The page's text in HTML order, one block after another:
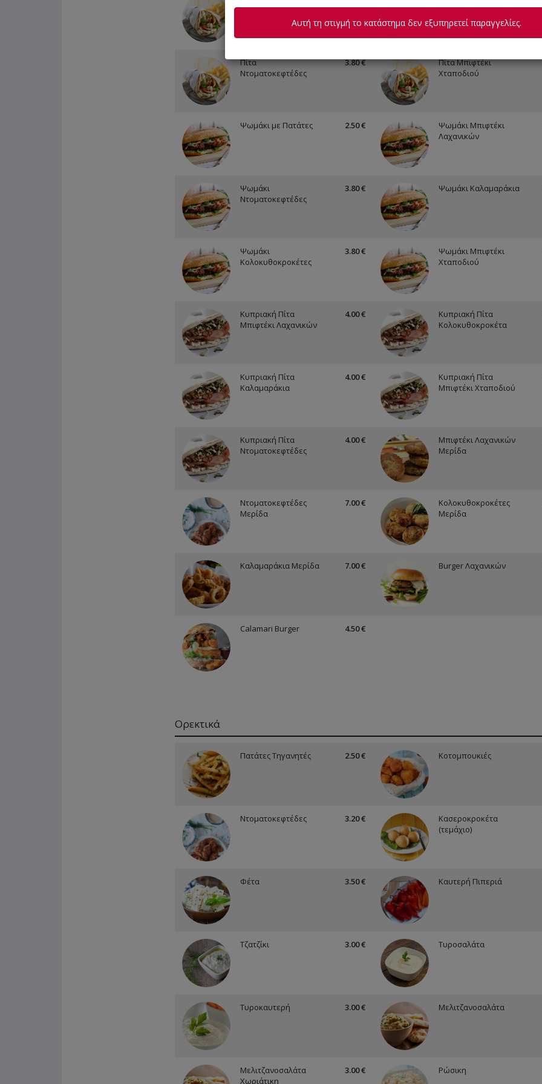
Κολοκυθοκροκέτα
Λαχανικών
Πίτα
Ντοματοκεφτέδες
3.80 €
Πίτα Μπιφτέκι
Χταποδιού
Ψωμάκι με Πατάτες 2.50 €
Ψωμάκι Μπιφτέκι
Λαχανικών
Ψωμάκι
Ντοματοκεφτέδες
3.80 € Ψωμάκι Καλαμαράκια
Ψωμάκι
Κολοκυθοκροκέτες
3.80 €
Ψωμάκι Μπιφτέκι
Χταποδιού
Κυπριακή Πίτα
Μπιφτέκι Λαχανικών
4.00 €
Κυπριακή Πίτα
Κολοκυθοκροκέτα
Κυπριακή Πίτα
Καλαμαράκια
4.00 €
Κυπριακή Πίτα
Μπιφτέκι Χταποδιού
Κυπριακή Πίτα
Ντοματοκεφτέδες
4.00 €
Μπιφτέκι Λαχανικών
Μερίδα
Ντοματοκεφτέδες
Μερίδα
7.00 €
Κολοκυθοκροκέτες
Μερίδα
Καλαμαράκια Μερίδα 7.00 € Burger Λαχανικών
Calamari Burger 4.50 €
Ορεκτικά
Πατάτες Τηγανητές 2.50 € Κοτομπουκιές
Ντοματοκεφτέδες 3.20 €
Κασεροκροκέτα
(τεμάχιο)
Φέτα 3.50 € Καυτερή Πιπεριά
Τζατζίκι 3.00 € Τυροσαλάτα
Τυροκαυτερή 3.00 € Μελιτζανοσαλάτα
Μελιτζανοσαλάτα
Χωριάτικη
3.00 € Ρώσικη
Αυτή τη στιγμή το κατάστημα δεν εξυπηρετεί παραγγελίες.